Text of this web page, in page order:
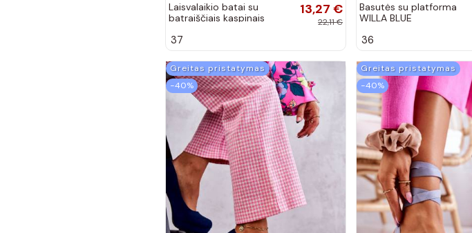
Laisvalaikio batai su
batraiščiais kaspinais
13,27 €
22,11 €
37
Basutės su platforma
WILLA BLUE
36
Greitas pristatymas
−40%
Greitas pristatymas
−40%